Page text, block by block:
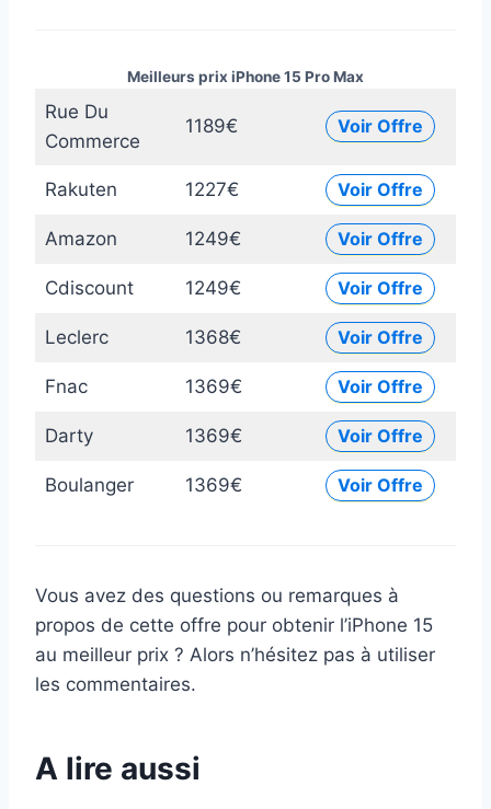
Rue Du
Commerce
1189€ Voir Offre
Rakuten 1227€ Voir Offre
Amazon 1249€ Voir Offre
Cdiscount 1249€ Voir Offre
Leclerc 1368€ Voir Offre
Fnac 1369€ Voir Offre
Darty 1369€ Voir Offre
Boulanger 1369€ Voir Offre
Meilleurs prix iPhone 15 Pro Max
Vous avez des questions ou remarques à
propos de cette offre pour obtenir l’iPhone 15
au meilleur prix ? Alors n’hésitez pas à utiliser
les commentaires.
A lire aussi